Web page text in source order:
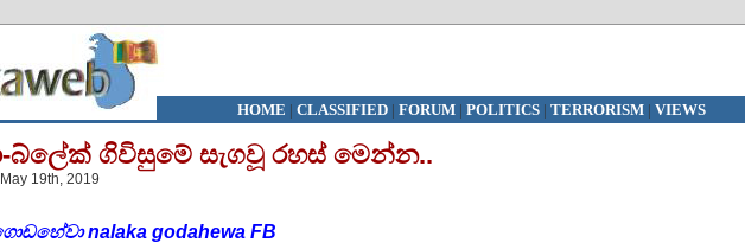
HOME | CLASSIFIED| FORUM| POLITICS | TERRORISM| VIEWS
බ්ලේක් ගිවිසුමේ සැගවූ රහස් මෙන්න..
19th, 2019
nalaka godahewa FB